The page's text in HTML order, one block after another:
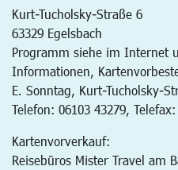
Kurt-Tucholsky-Straße 6
63329 Egelsbach
Programm siehe im Internet
Informationen,
E. Sonntag, Kurt-Tucholsky-
Telefon: 06103 43279,
Kartenvorverkauf:
Reisebüros Mister Travel am